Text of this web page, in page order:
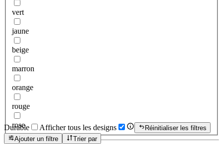
vert
jaune
beige
marron
orange
rouge
rose
Durable Afficher tous les designs
Réinitialiser les filtres
Ajouter un filtre
Trier par